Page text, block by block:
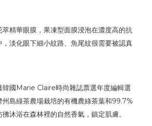
萃精華眼膜，果凍型面膜浸泡在濃度高的抗
淡化眼下細小紋路、魚尾紋很需要被認真
韓國Marie Claire時尚雜誌票選年度編輯選
州島綠茶農場栽培的有機農綠茶葉和99.7%
沐浴在森林裡的自然香氣，鎮定肌膚。